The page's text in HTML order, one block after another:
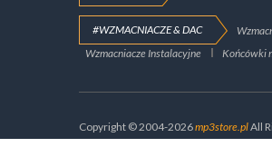
#WZMACNIACZE & DAC
Wzmacniacze Instalacyjne
Końcówki
Copyright © 2004-2026mp3store.plAll